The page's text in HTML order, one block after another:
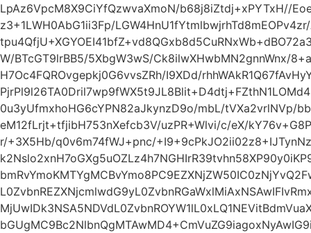
LpAz6VpcM8X9CiYfQzwvaXmoN/b68j8iZtdj+xPYTxH//
z3+1LWH0AbG1ii3Fp/
W/BTcGT9lrBB5/5XbgW3wS/Ck8ilwXHwbMN2gnnWnx/
H7Oc4FQROvgepkj0G6vvsZRh/I9XDd/
0u3yUfmxhoHG6cYPN82aJkynzD9o/mbL/tVXa2vrlNVp/
eM12fLrjt+tfjibH753nXefcb3V/uzPR+Wlvi/c/eX/
r/+3X5Hb/q0v6m74fWJ+pnc/